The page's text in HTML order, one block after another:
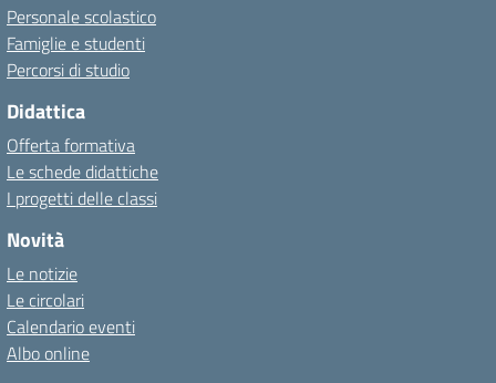
Personale scolastico
Famiglie e studenti
Percorsi di studio
Didattica
Offerta formativa
Le schede didattiche
I progetti delle classi
Novità
Le notizie
Le circolari
Calendario eventi
Albo online